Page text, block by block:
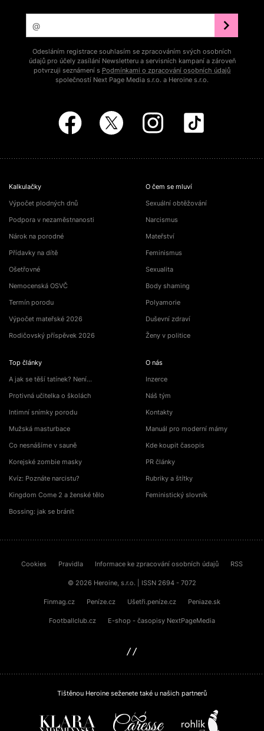
Odesláním registrace souhlasím se zpracováním svých osobních
údajů pro účely zasílání Newsletteru a servisních kampaní a zároveň
potvrzuji seznámení s Podmínkami o zpracování osobních údajů
společností Next Page Media s.r.o. a Heroine s.r.o.
Kalkulačky
Výpočet plodných dnů
Podpora v nezaměstnanosti
Nárok na porodné
Přídavky na dítě
Ošetřovné
Nemocenská OSVČ
Termín porodu
Výpočet mateřské 2026
Rodičovský příspěvek 2026
Top články
A jak se těší tatínek? Není…
Protivná učitelka o školách
Intimní snímky porodu
Mužská masturbace
Co nesnášíme v sauně
Korejské zombie masky
Kvíz: Poznáte narcistu?
Kingdom Come 2 a ženské tělo
Bossing: jak se bránit
O čem se mluví
Sexuální obtěžování
Narcismus
Mateřství
Feminismus
Sexualita
Body shaming
Polyamorie
Duševní zdraví
Ženy v politice
O nás
Inzerce
Náš tým
Kontakty
Manuál pro moderní mámy
Kde koupit časopis
PR články
Rubriky a štítky
Feministický slovník
Cookies Pravidla Informace ke zpracování osobních údajů RSS
© 2026 Heroine, s.r.o. | ISSN 2694 - 7072
Finmag.cz Peníze.cz Ušetři.peníze.cz Peniaze.sk
Footballclub.cz E-shop - časopisy NextPageMedia
Tištěnou Heroine seženete také u našich partnerů